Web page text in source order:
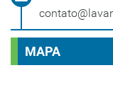
MAPA